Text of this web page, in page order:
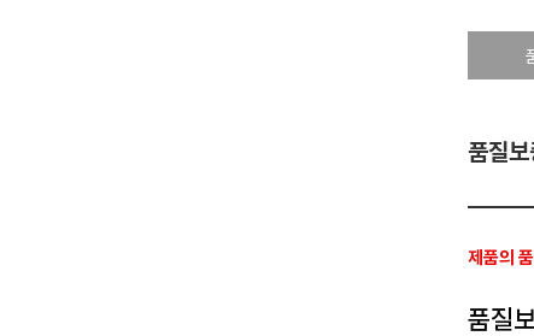
품질
제품의
품질